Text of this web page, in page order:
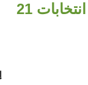
بيان اللجنة المركزية للحزب الشيوعي اليوناني عن نتائج انتخابات 21